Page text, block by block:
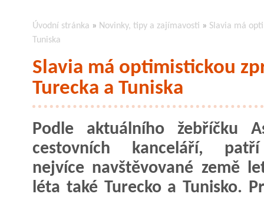
Úvodní stránka » Novinky, tipy a zajímavosti » Slavia má
Tuniska
Slavia má optimistickou
Turecka a Tuniska
Podle aktuálního žebříčku
cestovních kanceláří,
nejvíce navštěvované země
léta také Turecko a Tunisko.